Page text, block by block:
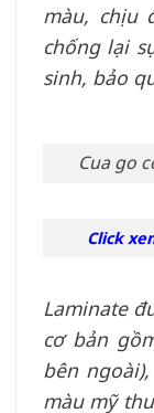
màu, chịu
chống lại
sinh, bảo
Cua go
Click
Laminate
cơ bản
bên
màu mỹ